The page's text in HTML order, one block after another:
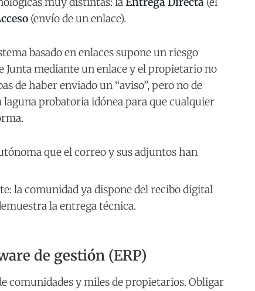
(envío de un enlace).
basado en enlaces supone un riesgo
mediante un enlace y el propietario no
de haber enviado un “aviso”, pero no de
probatoria idónea para que cualquier
que el correo y sus adjuntos han
la comunidad ya dispone del recibo digital
la entrega técnica.
de gestión (ERP)
comunidades y miles de propietarios. Obligar